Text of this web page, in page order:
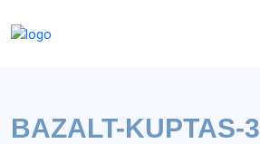
BAZALT-KUPTAS-3